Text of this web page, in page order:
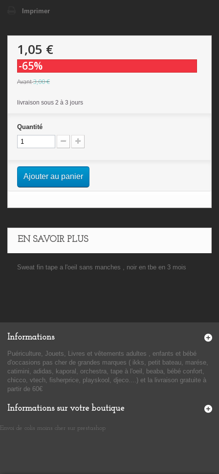
Imprimer
1,05 €
-65%
Avant3,00 €
livraison sous 2 à 3 jours
Quantité
Ajouter au panier
EN SAVOIR PLUS
Sweat fin tape a l'oeil sans manches , noir en tbe en 3 mois
Informations
Puériculture, Jouets, Livres et vêtements adultes , enfants et bébé
d'occasions pas cher de grandes marques ( ikks, petit bateau, marése,
catimini, adidas, kaporal, orchestra, tape à l'oeil, beaba, bébé confort,
chicco, vtech, fisherprice, playskool, djeco....) et la livraison gratuite à
partir de 60€
Informations sur votre boutique
Envoi de colis moins cher sur prestashop